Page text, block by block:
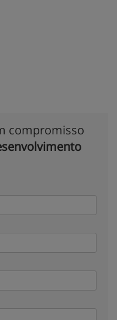
compromisso